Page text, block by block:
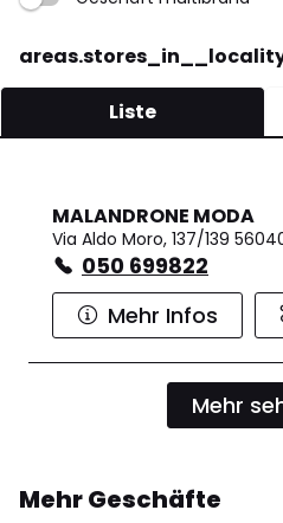
Liste
MALANDRONE MODA
Via Aldo Moro, 137/139
050 699822
Mehr Infos
Mehr
Mehr Geschäfte